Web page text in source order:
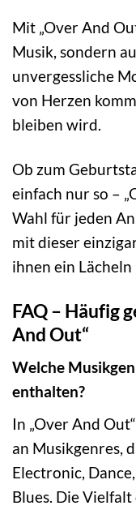
Mit „Over And
Musik, sondern
unvergessliche
von Herzen
bleiben wird.
Ob zum
einfach nur so –
Wahl für jeden
mit dieser
ihnen ein Lächeln
FAQ – Häufig
And Out“
Welche
enthalten?
In „Over And
an Musikgenres,
Electronic,
Blues. Die